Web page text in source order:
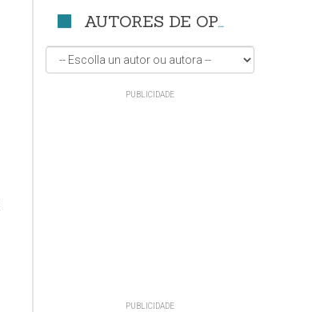
AUTORES DE OPINIÓN